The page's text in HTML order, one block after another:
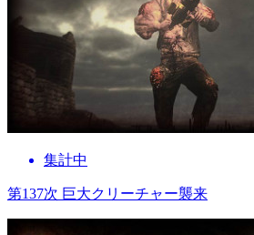
集計中
第137次 巨大クリーチャー襲来